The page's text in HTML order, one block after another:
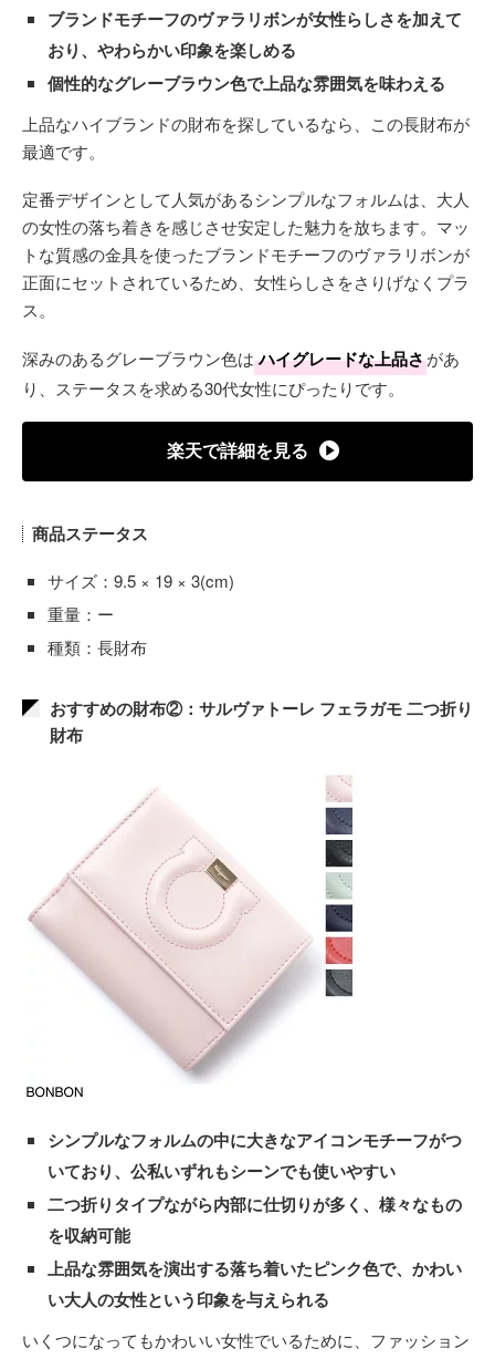
ブランドモチーフのヴァラリボンが女性らしさを加えて
おり、やわらかい印象を楽しめる
個性的なグレーブラウン色で上品な雰囲気を味わえる
上品なハイブランドの財布を探しているなら、この長財布が
最適です。
定番デザインとして人気があるシンプルなフォルムは、大人
の女性の落ち着きを感じさせ安定した魅力を放ちます。マッ
トな質感の金具を使ったブランドモチーフのヴァラリボンが
正面にセットされているため、女性らしさをさりげなくプラ
ス。
深みのあるグレーブラウン色は ハイグレードな上品さがあ
り、ステータスを求める30代女性にぴったりです。
楽天で詳細を見る
商品ステータス
サイズ：9.5 × 19 × 3(cm)
重量：ー
種類：長財布
おすすめの財布②：サルヴァトーレ フェラガモ 二つ折り
財布
シンプルなフォルムの中に大きなアイコンモチーフがつ
いており、公私いずれもシーンでも使いやすい
二つ折りタイプながら内部に仕切りが多く、様々なもの
を収納可能
上品な雰囲気を演出する落ち着いたピンク色で、かわい
い大人の女性という印象を与えられる
いくつになってもかわいい女性でいるために、ファッション